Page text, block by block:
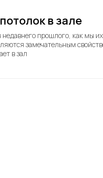
в зале
прошлого, как мы
замечательным
в зал